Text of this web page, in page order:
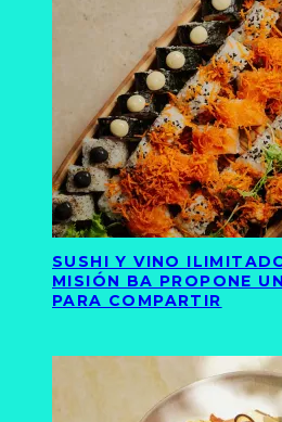
SUSHI Y VINO
MISIÓN BA PROPONE
PARA COMPARTIR